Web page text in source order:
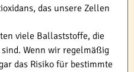
das unsere Zellen
viele Ballaststoffe, die
Wenn wir regelmäßig
das Risiko für bestimmte